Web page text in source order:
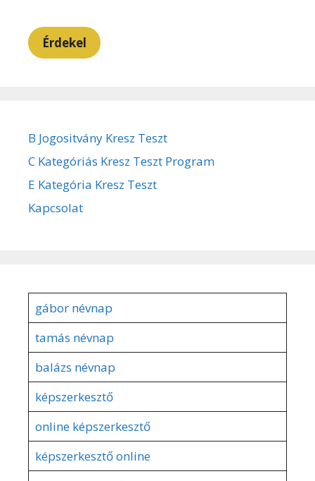
Érdekel
B Jogositvány Kresz Teszt
C Kategóriás Kresz Teszt Program
E Kategória Kresz Teszt
Kapcsolat
gábor névnap
tamás névnap
balázs névnap
képszerkesztő
online képszerkesztő
képszerkesztő online